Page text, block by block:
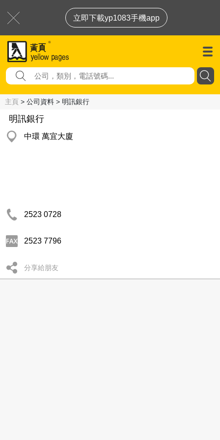
立即下載yp1083手機app
主頁 > 公司資料 > 明訊銀行
明訊銀行
中環 萬宜大廈
2523 0728
2523 7796
分享給朋友